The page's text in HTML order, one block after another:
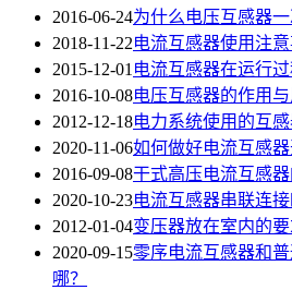
2016-06-24为什么电压互感器
2018-11-22电流互感器使用注
2015-12-01 电流互感器在运行
2016-10-08电压互感器的作用
2012-12-18电力系统使用的互
2020-11-06如何做好电流互感器
2016-09-08干式高压电流互感
2020-10-23电流互感器串联连
2012-01-04变压器放在室内的
2020-09-15零序电流互感器和
哪？